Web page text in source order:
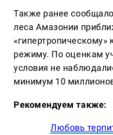
Также ранее
леса Амазонии
«гипертропическому»
режиму. По оценкам
условия не
минимум 10
Рекомендуем также:
Любовь